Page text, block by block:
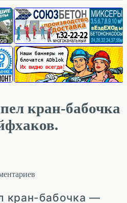
кран-бабочка
кран-бабочка —